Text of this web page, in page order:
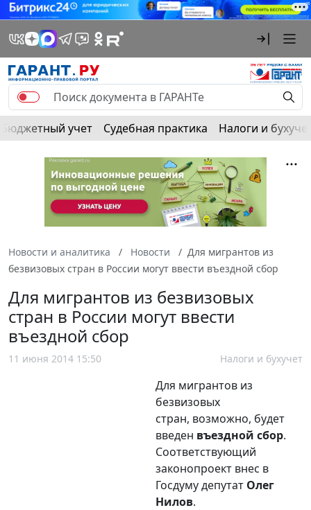
Бюджетный учет Судебная практика Налоги и
Новости и аналитика Новости
Для мигрантов из
безвизовых стран в России могут ввести въездной сбор
Для мигрантов из безвизовых
стран в России могут ввести
въездной сбор
11 июня 2014 15:50 Налоги и бухучет
Для мигрантов из
безвизовых
стран, возможно, будет
введен въездной сбор.
Соответствующий
законопроект внес в
Госдуму депутат Олег
Нилов.